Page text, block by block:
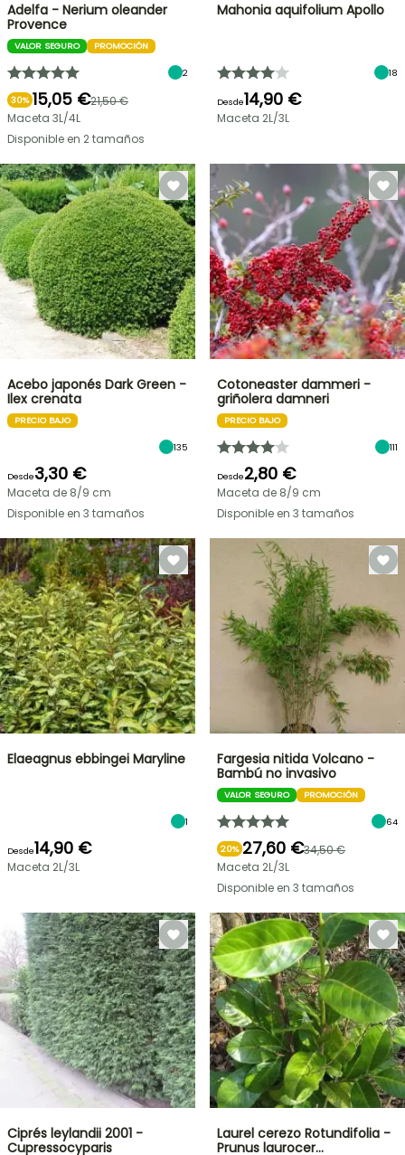
Adelfa - Nerium oleander
Provence
VALOR SEGURO PROMOCIÓN
2
30% 15,05 €21,50 €
Maceta 3L/4L
Disponible en 2 tamaños
Mahonia aquifolium Apollo
18
Desde14,90 €
Maceta 2L/3L
Acebo japonés Dark Green -
Ilex crenata
PRECIO BAJO
135
Desde3,30 €
Maceta de 8/9 cm
Disponible en 3 tamaños
Cotoneaster dammeri -
griñolera damneri
PRECIO BAJO
111
Desde2,80 €
Maceta de 8/9 cm
Disponible en 3 tamaños
Elaeagnus ebbingei Maryline
1
Desde14,90 €
Maceta 2L/3L
Fargesia nitida Volcano -
Bambú no invasivo
VALOR SEGURO PROMOCIÓN
64
20% 27,60 €34,50 €
Maceta 2L/3L
Disponible en 3 tamaños
Ciprés leylandii 2001 -
Cupressocyparis
Laurel cerezo Rotundifolia -
Prunus laurocer…